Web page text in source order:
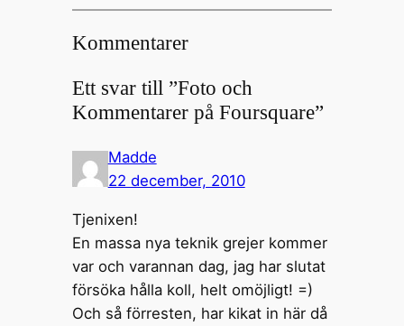
Kommentarer
Ett svar till ”Foto och
Kommentarer på Foursquare”
Madde
22 december, 2010
Tjenixen!
En massa nya teknik grejer kommer
var och varannan dag, jag har slutat
försöka hålla koll, helt omöjligt! =)
Och så förresten, har kikat in här då